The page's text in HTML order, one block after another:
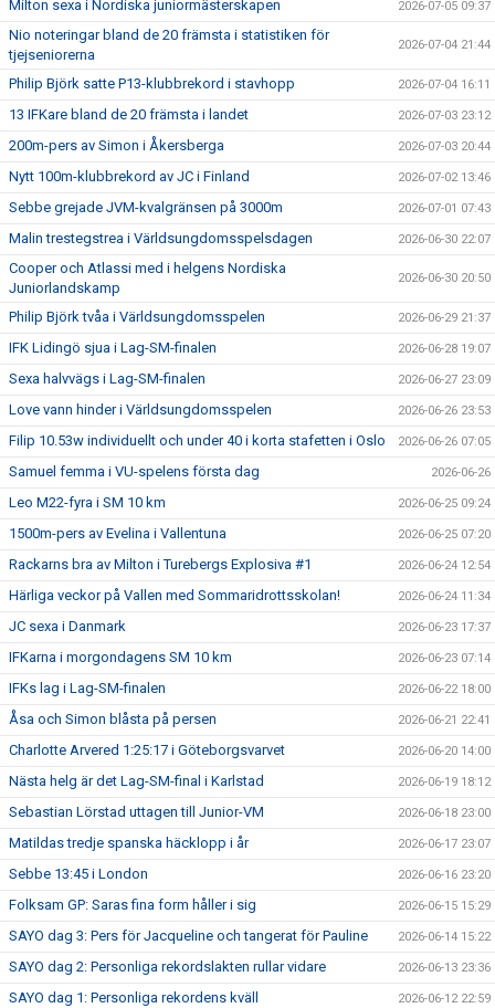
Milton sexa i Nordiska juniormästerskapen 2026-07-05 09:37
Nio noteringar bland de 20 främsta i statistiken för
tjejseniorerna
2026-07-04 21:44
Philip Björk satte P13-klubbrekord i stavhopp 2026-07-04 16:11
13 IFKare bland de 20 främsta i landet 2026-07-03 23:12
200m-pers av Simon i Åkersberga 2026-07-03 20:44
Nytt 100m-klubbrekord av JC i Finland 2026-07-02 13:46
Sebbe grejade JVM-kvalgränsen på 3000m 2026-07-01 07:43
Malin trestegstrea i Världsungdomsspelsdagen 2026-06-30 22:07
Cooper och Atlassi med i helgens Nordiska
Juniorlandskamp
2026-06-30 20:50
Philip Björk tvåa i Världsungdomsspelen 2026-06-29 21:37
IFK Lidingö sjua i Lag-SM-finalen 2026-06-28 19:07
Sexa halvvägs i Lag-SM-finalen 2026-06-27 23:09
Love vann hinder i Världsungdomsspelen 2026-06-26 23:53
Filip 10.53w individuellt och under 40 i korta stafetten i Oslo 2026-06-26 07:05
Samuel femma i VU-spelens första dag 2026-06-26
Leo M22-fyra i SM 10 km 2026-06-25 09:24
1500m-pers av Evelina i Vallentuna 2026-06-25 07:20
Rackarns bra av Milton i Turebergs Explosiva #1 2026-06-24 12:54
Härliga veckor på Vallen med Sommaridrottsskolan! 2026-06-24 11:34
JC sexa i Danmark 2026-06-23 17:37
IFKarna i morgondagens SM 10 km 2026-06-23 07:14
IFKs lag i Lag-SM-finalen 2026-06-22 18:00
Åsa och Simon blåsta på persen 2026-06-21 22:41
Charlotte Arvered 1:25:17 i Göteborgsvarvet 2026-06-20 14:00
Nästa helg är det Lag-SM-final i Karlstad 2026-06-19 18:12
Sebastian Lörstad uttagen till Junior-VM 2026-06-18 23:00
Matildas tredje spanska häcklopp i år 2026-06-17 23:07
Sebbe 13:45 i London 2026-06-16 23:20
Folksam GP: Saras fina form håller i sig 2026-06-15 15:29
SAYO dag 3: Pers för Jacqueline och tangerat för Pauline 2026-06-14 15:22
SAYO dag 2: Personliga rekordslakten rullar vidare 2026-06-13 23:36
SAYO dag 1: Personliga rekordens kväll 2026-06-12 22:59